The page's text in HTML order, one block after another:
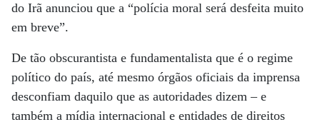
do Irã anunciou que a “polícia moral será desfeita muito
em breve”.
De tão obscurantista e fundamentalista que é o regime
político do país, até mesmo órgãos oficiais da imprensa
desconfiam daquilo que as autoridades dizem – e
também a mídia internacional e entidades de direitos